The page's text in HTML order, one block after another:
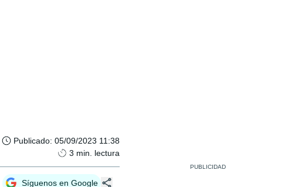
Publicado: 05/09/2023 11:38
3 min. lectura
Síguenos en Google